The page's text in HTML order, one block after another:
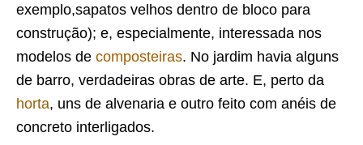
exemplo,sapatos velhos dentro de bloco para
construção); e, especialmente, interessada nos
modelos de composteiras. No jardim havia alguns
de barro, verdadeiras obras de arte. E, perto da
horta, uns de alvenaria e outro feito com anéis de
concreto interligados.